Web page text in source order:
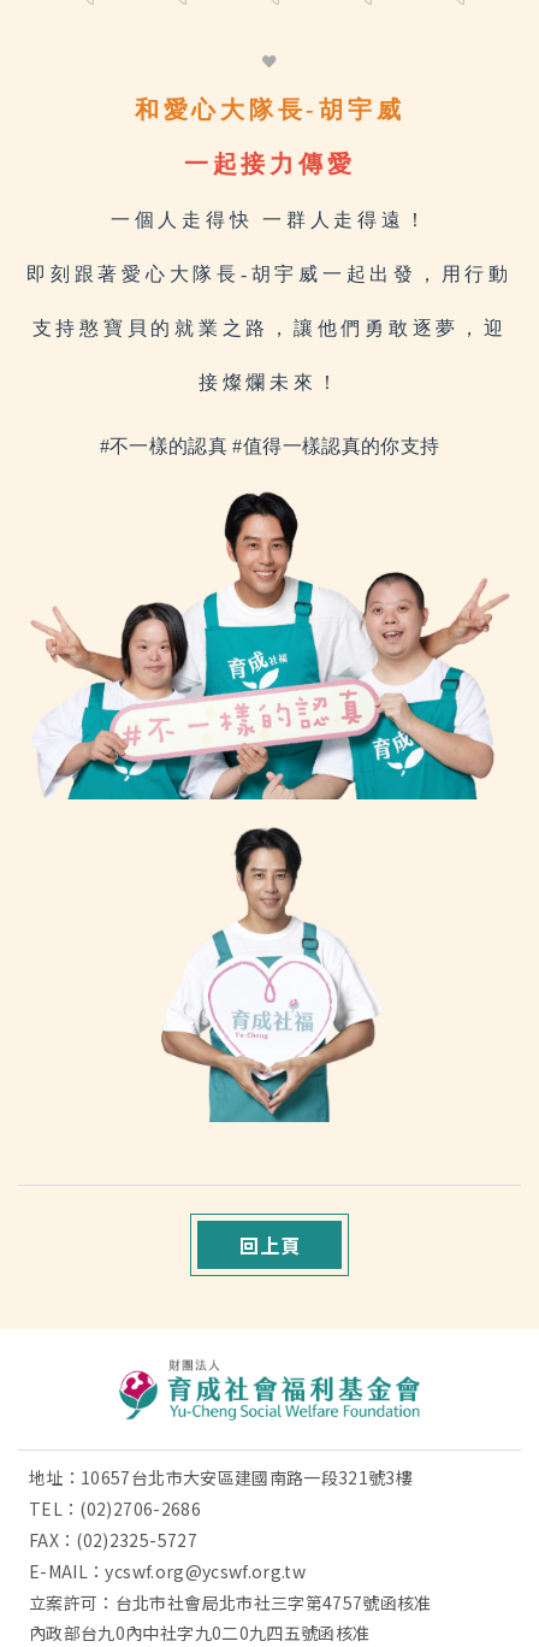
和愛心大隊長-胡宇威
一起接力傳愛
一個人走得快 一群人走得遠！
即刻跟著愛心大隊長-胡宇威一起出發， 用行動
支持憨寶貝的就業之路，讓他們勇敢逐夢，迎
接燦爛未來 ！
#不一樣的認真 #值得一樣認真的你支持
回上頁
地址：10657台北市大安區建國南路一段321號3樓
TEL： (02)2706-2686
FAX：(02)2325-5727
E-MAIL：ycswf.org@ycswf.org.tw
立案許可：台北市社會局北市社三字第4757號函核准
內政部台九0內中社字九0二0九四五號函核准